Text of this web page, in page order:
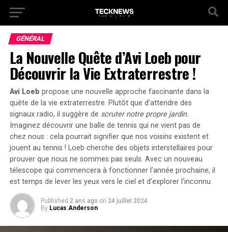
GÉNÉRAL
La Nouvelle Quête d’Avi Loeb pour
Découvrir la Vie Extraterrestre !
Avi Loeb propose une nouvelle approche fascinante dans la
quête de la vie extraterrestre. Plutôt que d’attendre des
signaux radio, il suggère de scruter notre propre jardin.
Imaginez découvrir une balle de tennis qui ne vient pas de
chez nous : cela pourrait signifier que nos voisins existent et
jouent au tennis ! Loeb cherche des objets interstellaires pour
prouver que nous ne sommes pas seuls. Avec un nouveau
télescope qui commencera à fonctionner l’année prochaine, il
est temps de lever les yeux vers le ciel et d’explorer l’inconnu.
Published 2 ans ago on 24 juillet 2024
By Lucas Anderson